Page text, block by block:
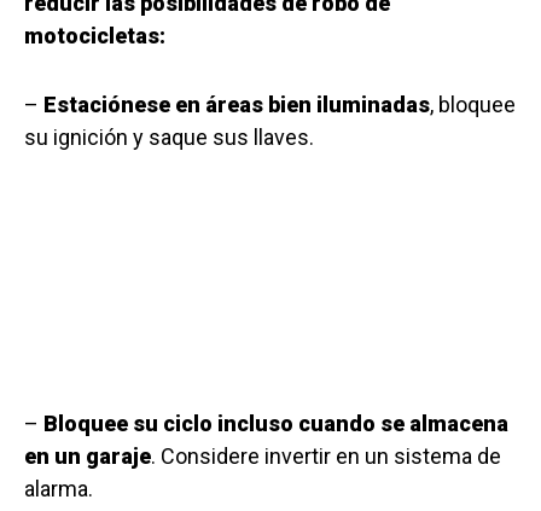
motocicletas:
– Estaciónese en áreas bien iluminadas, bloquee
su ignición y saque sus llaves.
– Bloquee su ciclo incluso cuando se almacena
en un garaje. Considere invertir en un sistema de
alarma.